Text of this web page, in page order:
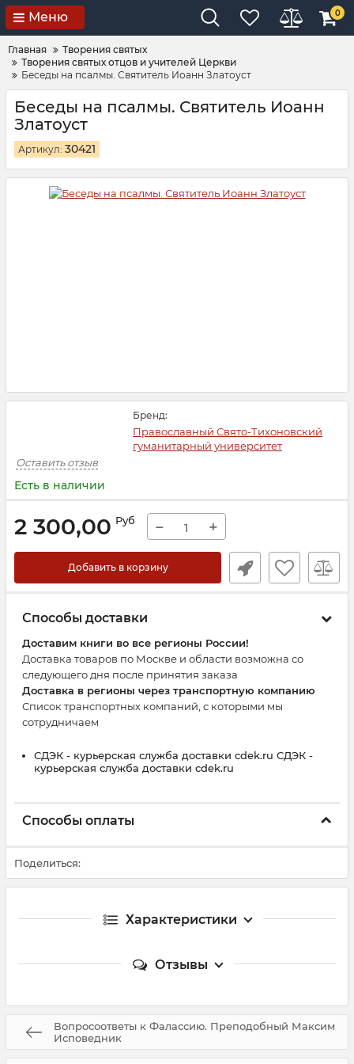
Меню 0
Главная
Творения святых
Творения святых отцов и учителей Церкви
Беседы на псалмы. Святитель Иоанн Златоуст
Беседы на псалмы. Святитель Иоанн
Златоуст
Артикул: 30421
Бренд:
Православный Свято-Тихоновский
гуманитарный университет
Оставить отзыв
Есть в наличии
2 300,00 Руб − +
Добавить в корзину
Способы доставки
Доставим книги во все регионы России!
Доставка товаров по Москве и области возможна со
следующего дня после принятия заказа
Доставка в регионы через транспортную компанию
Список транспортных компаний, с которыми мы
сотрудничаем
СДЭК - курьерская служба доставки cdek.ru СДЭК -
курьерская служба доставки cdek.ru
Способы оплаты
Поделиться:
Характеристики
Отзывы
Вопросоответы к Фалассию. Преподобный Максим
Исповедник